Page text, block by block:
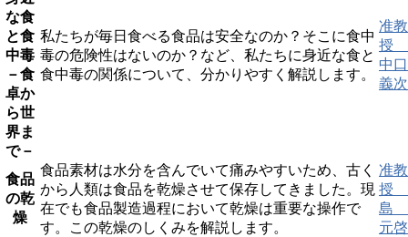
な食
と食
中毒
－食
卓か
ら世
界ま
で－
私たちが毎日食べる食品は安全なのか？そこに食中
毒の危険性はないのか？など、私たちに身近な食と
食中毒の関係について、分かりやすく解説します。
准教
授
中口
義次
食品
の乾
燥
食品素材は水分を含んでいて痛みやすいため、古く
から人類は食品を乾燥させて保存してきました。現
在でも食品製造過程において乾燥は重要な操作で
す。この乾燥のしくみを解説します。
准教
授
島
元啓